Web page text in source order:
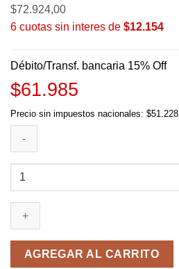
$72.924,00
6 cuotas sin interes de $12.154
Débito/Transf. bancaria 15% Off
$61.985
Precio sin impuestos nacionales: $51.228
Figura
Piccolo
Materia
AGREGAR AL CARRITO